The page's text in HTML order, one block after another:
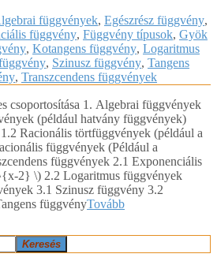
függvények, Egészrész függvény,
függvény, Függvény típusok, Gyök
, Kotangens függvény, Logaritmus
, Szinusz függvény, Tangens
, Transzcendens függvények
csoportosítása 1. Algebrai függvények
(például hatvány függvények)
Racionális törtfüggvények (például a
függvények (Például a
függvények 2.1 Exponenciális
2} \)​ 2.2 Logaritmus függvények
3.1 Szinusz függvény 3.2
függvényTovább